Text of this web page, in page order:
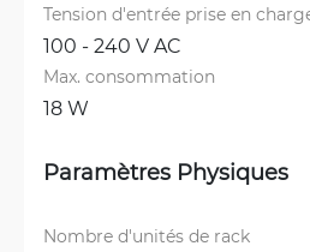
Tension d'entrée prise en
100 - 240 V AC
Max. consommation
18 W
Paramètres Physiques
Nombre d'unités de rack